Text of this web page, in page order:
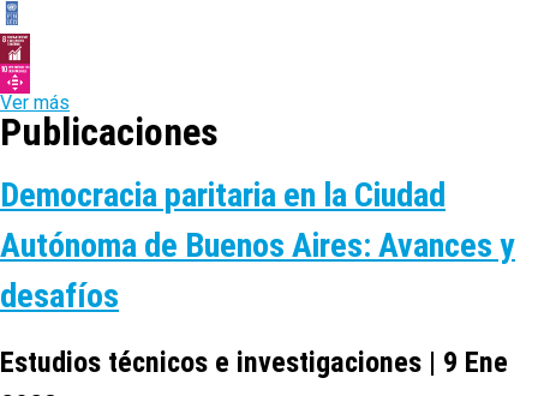
Ver más
Publicaciones
Democracia paritaria en la Ciudad
Autónoma de Buenos Aires: Avances y
desafíos
Estudios técnicos e investigaciones | 9 Ene